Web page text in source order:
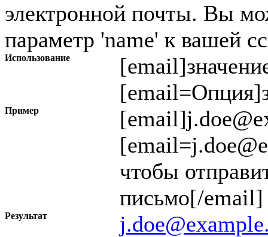
электронной почты. Вы
параметр 'name' к вашей
Использование [email]
[email=Опция]
Пример
чтобы
письмо[/email]
Результат